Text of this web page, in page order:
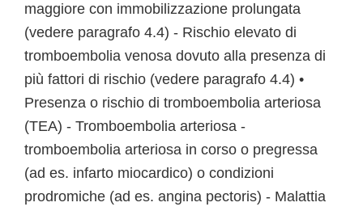
maggiore con immobilizzazione prolungata
(vedere paragrafo 4.4) - Rischio elevato di
tromboembolia venosa dovuto alla presenza di
più fattori di rischio (vedere paragrafo 4.4) •
Presenza o rischio di tromboembolia arteriosa
(TEA) - Tromboembolia arteriosa -
tromboembolia arteriosa in corso o pregressa
(ad es. infarto miocardico) o condizioni
prodromiche (ad es. angina pectoris) - Malattia